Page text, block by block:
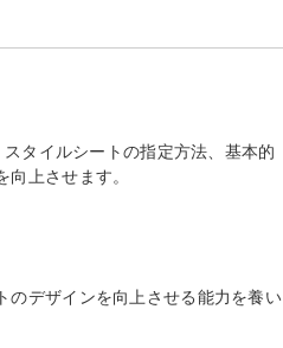
タイルシートの指定方法、基本的
上させます。
のデザインを向上させる能力を養い